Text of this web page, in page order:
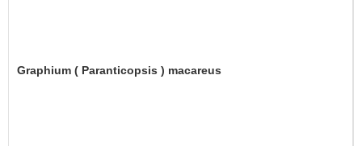
Graphium ( Paranticopsis ) macareus